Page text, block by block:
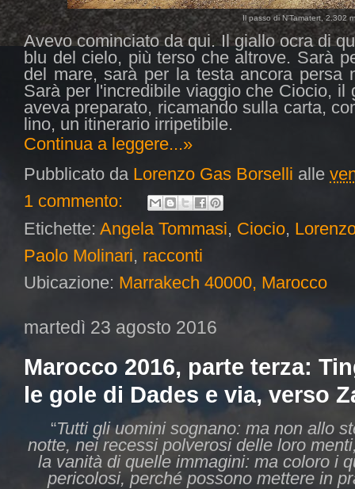
Il passo di N'Tamatert, 2.302
Avevo cominciato da qui. Il giallo ocra di
blu del cielo, più terso che altrove. Sarà
del mare, sarà per la testa ancora persa
Sarà per l'incredibile viaggio che Ciocio,
aveva preparato, ricamando sulla carta,
lino, un itinerario irripetibile.
Continua a leggere...»
Pubblicato da Lorenzo Gas Borselli alle
1 commento:
Etichette: Angela Tommasi, Ciocio,
Paolo Molinari, racconti
Ubicazione: Marrakech 40000, Marocco
martedì 23 agosto 2016
Marocco 2016, parte terza:
le gole di Dades e via, verso
“Tutti gli uomini sognano: ma non allo
notte, nei recessi polverosi delle loro
la vanità di quelle immagini: ma coloro i
pericolosi, perché possono mettere in